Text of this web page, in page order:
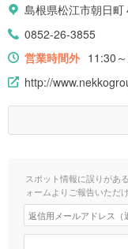
島根県松江市朝日町
0852-26-3855
営業時間外 11:30
http://
スポット情報に誤りがあ
ォームよりご報告いただ